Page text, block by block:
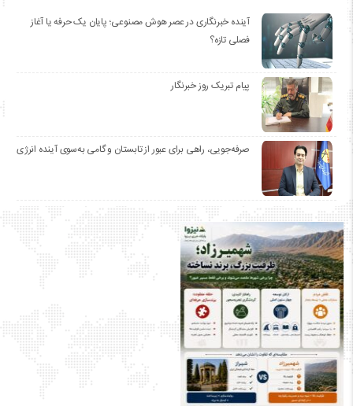
آینده خبرنگاری در عصر هوش مصنوعی؛ پایان یک حرفه یا آغاز
فصلی تازه؟
پیام تبریک روز خبرنگار
صرفه‌جویی، راهی برای عبور از تابستان و گامی به‌سوی آینده انرژی